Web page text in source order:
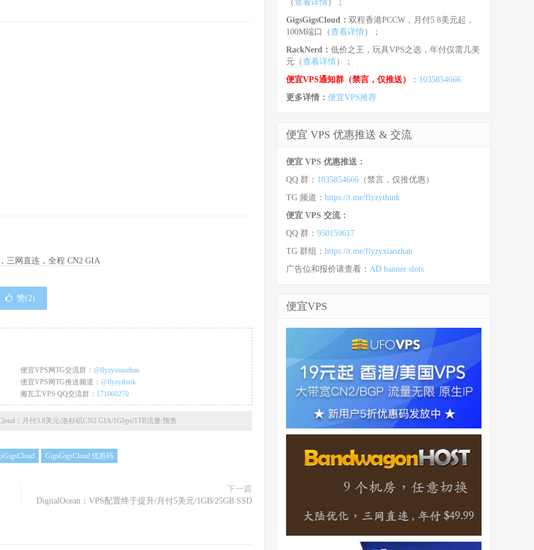
三网直连，全程 CN2 GIA
赞(2)
便宜VPS网TG交流群： @flyzyxiaozhan
便宜VPS网TG推送频道： @flyzythink
搬瓦工VPS QQ交流群： 171060270
：月付3.8美元/洛杉矶CN2 GIA/1Gbps/1TB流量/预售
GigsGigsCloud 优惠码
下一篇
DigitalOcean：VPS配置终于提升/月付5美元/1GB/25GB SSD
（查看详情）；
GigsGigsCloud： 双程香港PCCW，月付5.8美元起，
100M端口（查看详情）；
RackNerd： 低价之王，玩具VPS之选，年付仅需几美
元（查看详情）；
便宜VPS通知群（禁言，仅推送）
： 1035854666
更多详情： 便宜VPS推荐
便宜 VPS 优惠推送 & 交流
便宜 VPS 优惠推送：
QQ 群： 1035854666 （禁言，仅推优惠）
TG 频道： https://t.me/flyzythink
便宜 VPS 交流：
QQ 群： 950159617
TG 群组： https://t.me/flyzyxiaozhan
广告位和报价请查看： AD banner slots
便宜VPS